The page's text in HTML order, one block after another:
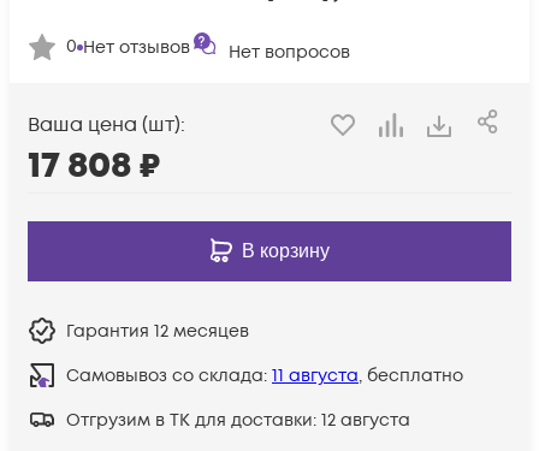
0 Нет отзывов Нет вопросов
Ваша цена (шт):
17 808₽
В корзину
Гарантия 12 месяцев
Самовывоз со склада: 11 августа, бесплатно
Отгрузим в ТК для доставки: 12 августа